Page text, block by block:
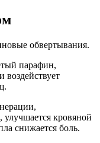
обвертывания.
парафин,
воздействует
улучшается кровяной
снижается боль.